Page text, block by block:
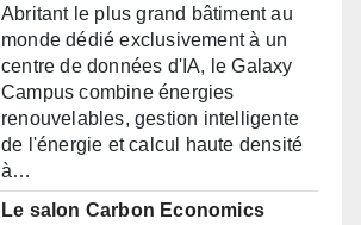
Abritant le plus grand bâtiment au
monde dédié exclusivement à un
centre de données d'IA, le Galaxy
Campus combine énergies
renouvelables, gestion intelligente
de l'énergie et calcul haute densité
à…
Le salon Carbon Economics